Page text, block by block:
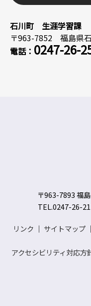
石川町 生涯学習課
〒963-7852 福島県
電話： 0247-26-
〒963-7893 福
TEL.0247-26-
リンク ｜ サイトマップ ｜
アクセシビリティ対応方